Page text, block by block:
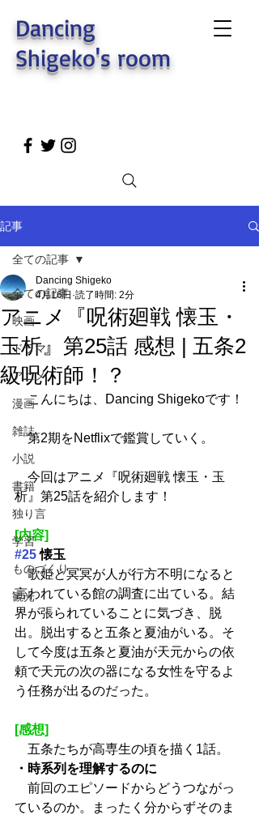
Dancing
Shigeko's room
記事
全ての記事
映画
ドラマ
アニメ
漫画
雑誌
小説
書籍
独り言
学習
ものづくり
観光
全ての記事
アニメ『呪術廻戦 懐玉・
玉析』第25話 感想 | 五条2
級呪術師！？
Dancing Shigeko
4月16日 読了時間: 2分
こんにちは、Dancing Shigekoです！
第2期をNetflixで鑑賞していく。
今回はアニメ『呪術廻戦 懐玉・玉
析』第25話を紹介します！
[内容]
#25 懐玉
歌姫と冥冥が人が行方不明になると
言われている館の調査に出ている。結
界が張られていることに気づき、脱
出。脱出すると五条と夏油がいる。そ
して今度は五条と夏油が天元からの依
頼で天元の次の器になる女性を守るよ
う任務が出るのだった。
[感想]
五条たちが高専生の頃を描く1話。
・時系列を理解するのに
前回のエピソードからどうつながっ
ているのか。まったく分からずそのま